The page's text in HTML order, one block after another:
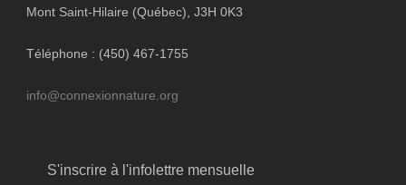
Mont Saint-Hilaire (Québec), J3H 0K3
Téléphone : (450) 467-1755
info@connexionnature.org
S'inscrire à l'infolettre mensuelle